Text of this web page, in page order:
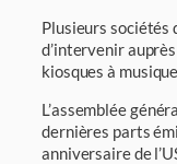
Plusieurs sociétés
d’intervenir
kiosques à
L’assemblée
dernières parts
anniversaire de